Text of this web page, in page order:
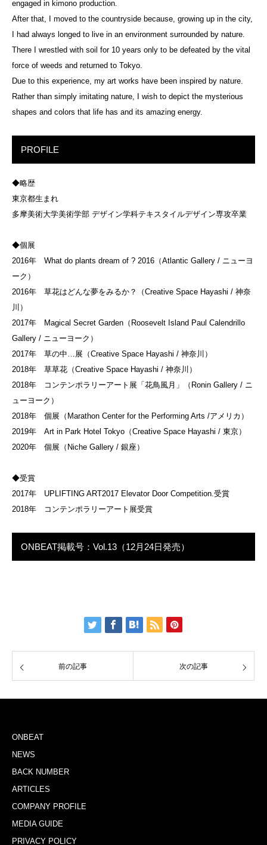
engaged in kimono production.
After that, I moved to the countryside because, growing up in the city,
I had always longed to live in an environment surrounded by nature.
There I wrestled with soil for 10 years only to be defeated by the vital
force of weeds and returned to Tokyo.
Due to this experience, my art works have been inspired by nature.
Rather than simply imitating nature, I wish to depict the mysterious
shapes and colors that life has and its amazing energy.
PROFILE
◆略歴
東京都生まれ
多摩美術大学美術学部 デザイン学科テキスタイルデザイン専攻卒業
◆個展
2016年 What do plants dream of ? 2016（Atlantic Gallery / ニューヨ
ーク）
2016年 草花はどんな夢をみるか？（Creative Space Hayashi / 神奈
川）
2017年 Magical Secret Garden（Roosevelt Island Paul Calendrillo
Gallery / ニューヨーク）
2017年 草の中…展（Creative Space Hayashi / 神奈川）
2018年 草草花（Creative Space Hayashi / 神奈川）
2018年 コンテンポラリーアート展「花鳥風月」（Ronin Gallery / ニ
ューヨーク）
2018年 個展（Marathon Center for the Performing Arts /アメリカ）
2019年 Art in Park Hotel Tokyo（Creative Space Hayashi / 東京）
2020年 個展（Niche Gallery / 銀座）
◆受賞
2017年 UPLIFTING ART2017 Elevator Door Competition.受賞
2018年 コンテンポラリーアート展受賞
ONBEAT掲載号：Vol.13（12月24日発売）
前の記事 次の記事
ONBEAT
NEWS
BACK NUMBER
ARTICLES
COMPANY PROFILE
MEDIA GUIDE
PRIVACY POLICY